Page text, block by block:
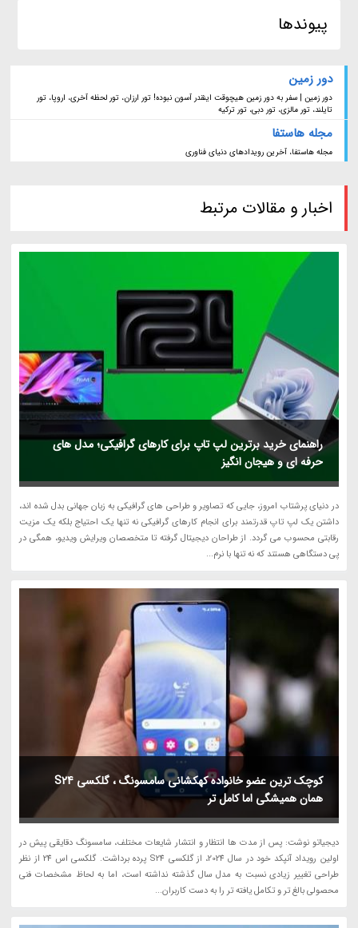
پیوندها
دور زمین
دور زمین | سفر به دور زمین هیچوقت اینقدر آسون نبوده! تور ارزان، تور لحظه آخری، اروپا، تور
تایلند، تور مالزی، تور دبی، تور ترکیه
مجله هاستفا
مجله هاستفا، آخرین رویدادهای دنیای فناوری
اخبار و مقالات مرتبط
راهنمای خرید برترین لپ تاپ برای کارهای گرافیکی؛ مدل های
حرفه ای و هیجان انگیز
در دنیای پرشتاب امروز، جایی که تصاویر و طراحی های گرافیکی به زبان جهانی بدل شده اند،
داشتن یک لپ تاپ قدرتمند برای انجام کارهای گرافیکی نه تنها یک احتیاج بلکه یک مزیت
رقابتی محسوب می گردد. از طراحان دیجیتال گرفته تا متخصصان ویرایش ویدیو، همگی در
پی دستگاهی هستند که نه تنها با نرم...
کوچک ترین عضو خانواده کهکشانی سامسونگ ، گلکسی S24
همان همیشگی اما کامل تر
دیجیاتو نوشت: پس از مدت ها انتظار و انتشار شایعات مختلف، سامسونگ دقایقی پیش در
اولین رویداد آنپکد خود در سال 2024، از گلکسی S24 پرده برداشت. گلکسی اس 24 از نظر
طراحی تغییر زیادی نسبت به مدل سال گذشته نداشته است، اما به لحاظ مشخصات فنی
محصولی بالغ تر و تکامل یافته تر را به دست کاربران...